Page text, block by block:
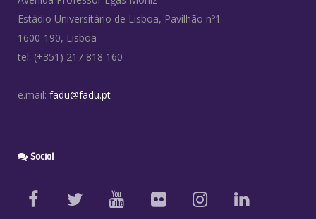
Estádio Universitário de Lisboa, Pavilhão nº1
1600-190, Lisboa
tel: (+351) 217 818 160
e.mail: fadu@fadu.pt
Social